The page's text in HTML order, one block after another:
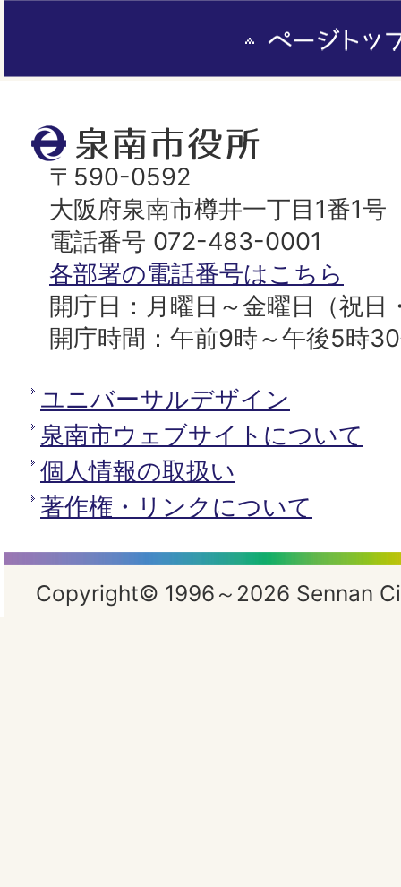
泉
南
市
役
所
〒590-0592
大阪府泉南市樽井一丁目1番1号
電話番号 072-483-0001
各部署の電話番号はこちら
開庁日：月曜日～金曜日（祝日
開庁時間：午前9時～午後5時
ユニバーサルデザイン
泉南市ウェブサイトについて
個人情報の取扱い
著作権・リンクについて
Copyright© 1996～2026 Sennan